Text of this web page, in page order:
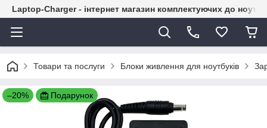
Laptop-Charger - інтернет магазин комплектуючих до
Товари та послуги Блоки живлення для ноутбуків
–20% Подарунок